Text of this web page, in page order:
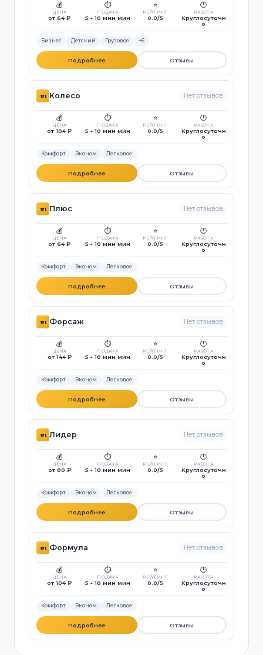
💰
ЦЕНА
от 64 ₽
⏱️
ПОДАЧА
5 - 10 мин мин
⭐
РЕЙТИНГ
0.0/5
🕐
РАБОТА
Круглосуточн
о
Бизнес Детский Грузовое +6
Подробнее Отзывы
#1 Колесо Нет отзывов
💰
ЦЕНА
от 104 ₽
⏱️
ПОДАЧА
5 - 10 мин мин
⭐
РЕЙТИНГ
0.0/5
🕐
РАБОТА
Круглосуточн
о
Комфорт Эконом Легковое
Подробнее Отзывы
#1 Плюс Нет отзывов
💰
ЦЕНА
от 64 ₽
⏱️
ПОДАЧА
5 - 10 мин мин
⭐
РЕЙТИНГ
0.0/5
🕐
РАБОТА
Круглосуточн
о
Комфорт Эконом Легковое
Подробнее Отзывы
#1 Форсаж Нет отзывов
💰
ЦЕНА
от 144 ₽
⏱️
ПОДАЧА
5 - 10 мин мин
⭐
РЕЙТИНГ
0.0/5
🕐
РАБОТА
Круглосуточн
о
Комфорт Эконом Легковое
Подробнее Отзывы
#1 Лидер Нет отзывов
💰
ЦЕНА
от 80 ₽
⏱️
ПОДАЧА
5 - 10 мин мин
⭐
РЕЙТИНГ
0.0/5
🕐
РАБОТА
Круглосуточн
о
Комфорт Эконом Легковое
Подробнее Отзывы
#1 Формула Нет отзывов
💰
ЦЕНА
от 104 ₽
⏱️
ПОДАЧА
5 - 10 мин мин
⭐
РЕЙТИНГ
0.0/5
🕐
РАБОТА
Круглосуточн
о
Комфорт Эконом Легковое
Подробнее Отзывы